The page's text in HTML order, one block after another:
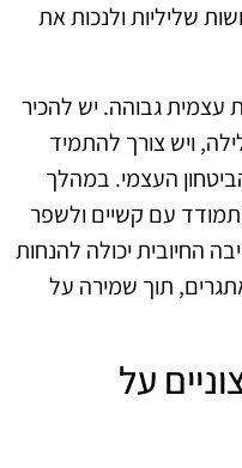
שליליות ולנכות את
עצמית גבוהה. יש להכיר
ויש צורך להתמיד
העצמי. במהלך
עם קשיים ולשפר
החיובית יכולה להנחות
תוך שמירה על
על